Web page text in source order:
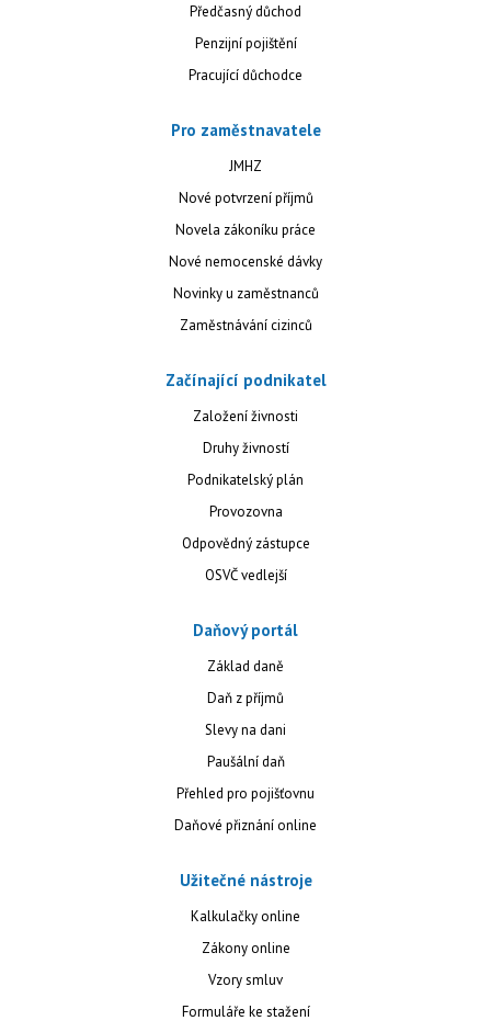
Předčasný důchod
Penzijní pojištění
Pracující důchodce
Pro zaměstnavatele
JMHZ
Nové potvrzení příjmů
Novela zákoníku práce
Nové nemocenské dávky
Novinky u zaměstnanců
Zaměstnávání cizinců
Začínající podnikatel
Založení živnosti
Druhy živností
Podnikatelský plán
Provozovna
Odpovědný zástupce
OSVČ vedlejší
Daňový portál
Základ daně
Daň z příjmů
Slevy na dani
Paušální daň
Přehled pro pojišťovnu
Daňové přiznání online
Užitečné nástroje
Kalkulačky online
Zákony online
Vzory smluv
Formuláře ke stažení